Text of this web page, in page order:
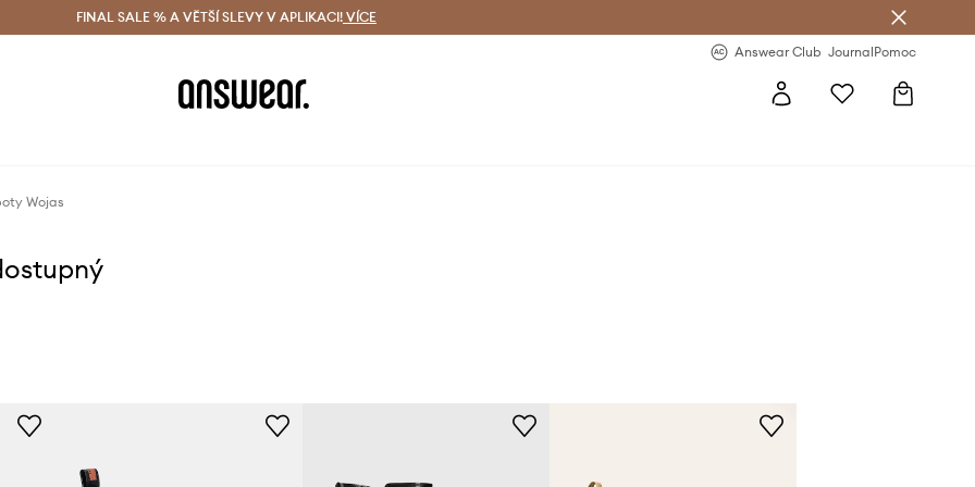
zdarma (od 1800 Kč) Doručení i do 24 h
FINAL SALE % A VĚTŠÍ SLEVY V APLIKACI! VÍCE
Answear Club JournalPomoc
Wojas